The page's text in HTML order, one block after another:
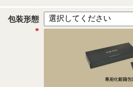
包装形態
*